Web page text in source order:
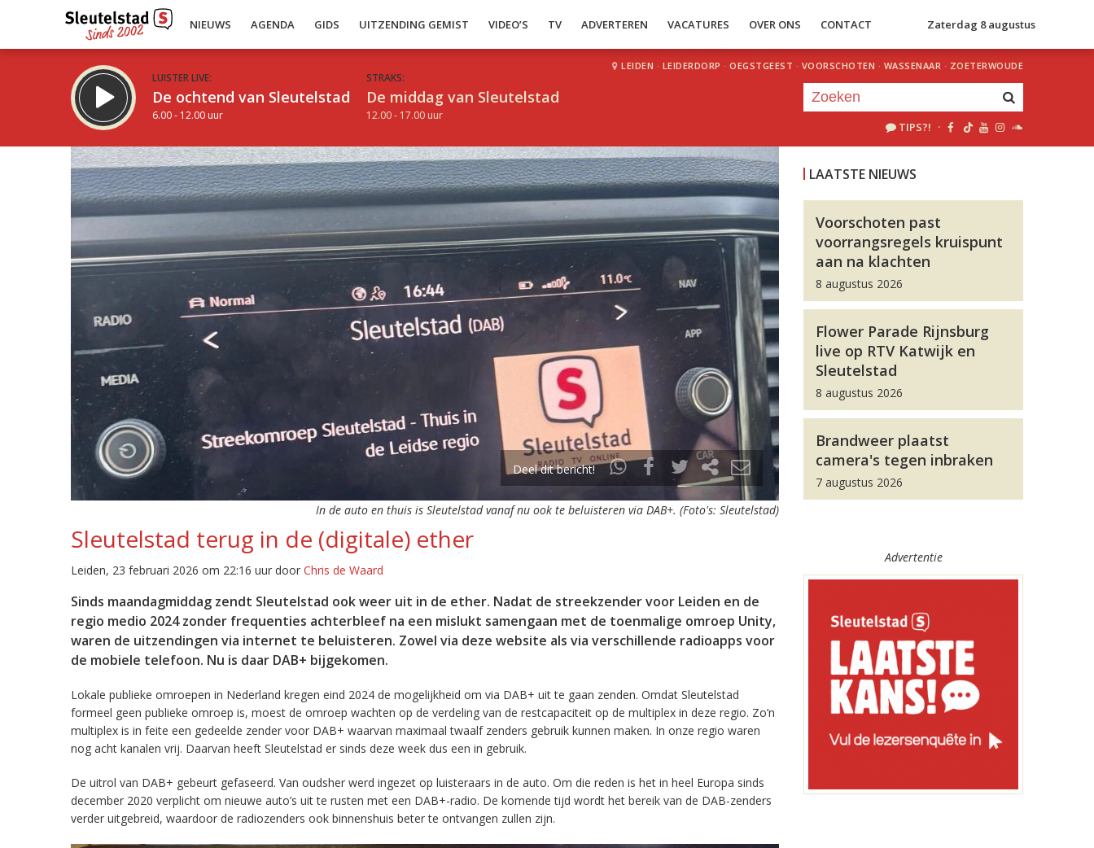
NIEUWS AGENDA GIDS UITZENDING GEMIST VIDEO’S TV ADVERTEREN VACATURES OVER ONS CONTACT Zaterdag 8 augustus
LUISTER LIVE:
De ochtend van Sleutelstad
6.00 - 12.00 uur
STRAKS:
De middag van Sleutelstad
12.00 - 17.00 uur
LEIDEN · LEIDERDORP · OEGSTGEEST · VOORSCHOTEN · WASSENAAR · ZOETERWOUDE
TIPS?! ·
Deel dit bericht!
In de auto en thuis is Sleutelstad vanaf nu ook te beluisteren via DAB+. (Foto's: Sleutelstad)
Sleutelstad terug in de (digitale) ether
Leiden, 23 februari 2026 om 22:16 uur door Chris de Waard
Sinds maandagmiddag zendt Sleutelstad ook weer uit in de ether. Nadat de streekzender voor Leiden en de
regio medio 2024 zonder frequenties achterbleef na een mislukt samengaan met de toenmalige omroep Unity,
waren de uitzendingen via internet te beluisteren. Zowel via deze website als via verschillende radioapps voor
de mobiele telefoon. Nu is daar DAB+ bijgekomen.
Lokale publieke omroepen in Nederland kregen eind 2024 de mogelijkheid om via DAB+ uit te gaan zenden. Omdat Sleutelstad
formeel geen publieke omroep is, moest de omroep wachten op de verdeling van de restcapaciteit op de multiplex in deze regio. Zo’n
multiplex is in feite een gedeelde zender voor DAB+ waarvan maximaal twaalf zenders gebruik kunnen maken. In onze regio waren
nog acht kanalen vrij. Daarvan heeft Sleutelstad er sinds deze week dus een in gebruik.
De uitrol van DAB+ gebeurt gefaseerd. Van oudsher werd ingezet op luisteraars in de auto. Om die reden is het in heel Europa sinds
december 2020 verplicht om nieuwe auto’s uit te rusten met een DAB+-radio. De komende tijd wordt het bereik van de DAB-zenders
verder uitgebreid, waardoor de radiozenders ook binnenshuis beter te ontvangen zullen zijn.
LAATSTE NIEUWS
Voorschoten past
voorrangsregels kruispunt
aan na klachten
8 augustus 2026
Flower Parade Rijnsburg
live op RTV Katwijk en
Sleutelstad
8 augustus 2026
Brandweer plaatst
camera's tegen inbraken
7 augustus 2026
Advertentie